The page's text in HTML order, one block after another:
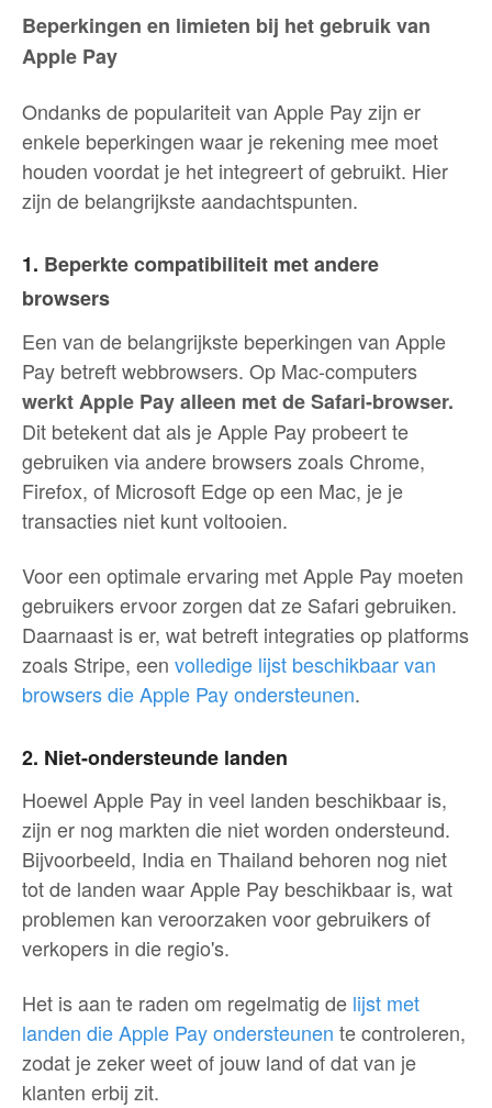
Beperkingen en limieten bij het gebruik van
Apple Pay
Ondanks de populariteit van Apple Pay zijn er
enkele beperkingen waar je rekening mee moet
houden voordat je het integreert of gebruikt. Hier
zijn de belangrijkste aandachtspunten.
1. Beperkte compatibiliteit met andere
browsers
Een van de belangrijkste beperkingen van Apple
Pay betreft webbrowsers. Op Mac-computers
werkt Apple Pay alleen met de Safari-browser.
Dit betekent dat als je Apple Pay probeert te
gebruiken via andere browsers zoals Chrome,
Firefox, of Microsoft Edge op een Mac, je je
transacties niet kunt voltooien.
Voor een optimale ervaring met Apple Pay moeten
gebruikers ervoor zorgen dat ze Safari gebruiken.
Daarnaast is er, wat betreft integraties op platforms
zoals Stripe, een volledige lijst beschikbaar van
browsers die Apple Pay ondersteunen.
2. Niet-ondersteunde landen
Hoewel Apple Pay in veel landen beschikbaar is,
zijn er nog markten die niet worden ondersteund.
Bijvoorbeeld, India en Thailand behoren nog niet
tot de landen waar Apple Pay beschikbaar is, wat
problemen kan veroorzaken voor gebruikers of
verkopers in die regio's.
Het is aan te raden om regelmatig de lijst met
landen die Apple Pay ondersteunen te controleren,
zodat je zeker weet of jouw land of dat van je
klanten erbij zit.